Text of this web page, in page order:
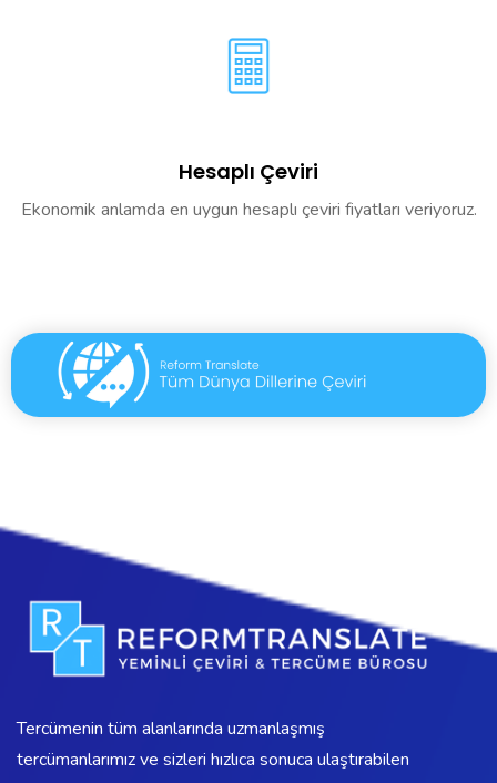
Hesaplı Çeviri
Ekonomik anlamda en uygun hesaplı çeviri fiyatları veriyoruz.
Tercümenin tüm alanlarında uzmanlaşmış
tercümanlarımız ve sizleri hızlıca sonuca ulaştırabilen